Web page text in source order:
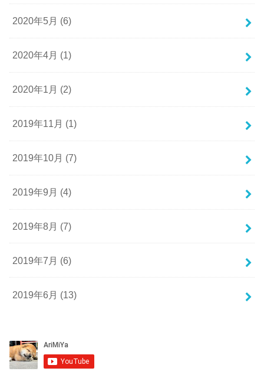
2020年5月 (6)
2020年4月 (1)
2020年1月 (2)
2019年11月 (1)
2019年10月 (7)
2019年9月 (4)
2019年8月 (7)
2019年7月 (6)
2019年6月 (13)